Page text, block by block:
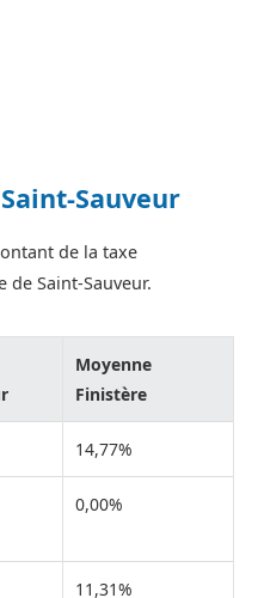
Sauveur
de la taxe
Saint-Sauveur.
Moyenne
Finistère
14,77%
0,00%
11,31%